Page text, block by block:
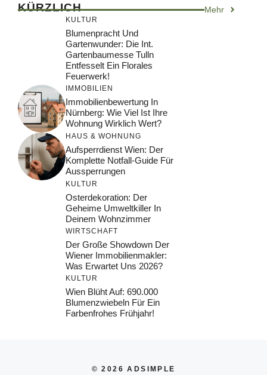
KÜRZLICH Mehr
KULTUR
Blumenpracht Und
Gartenwunder: Die Int.
Gartenbaumesse Tulln
Entfesselt Ein Florales
Feuerwerk!
IMMOBILIEN
Immobilienbewertung In
Nürnberg: Wie Viel Ist Ihre
Wohnung Wirklich Wert?
HAUS & WOHNUNG
Aufsperrdienst Wien: Der
Komplette Notfall-Guide Für
Aussperrungen
KULTUR
Osterdekoration: Der
Geheime Umweltkiller In
Deinem Wohnzimmer
WIRTSCHAFT
Der Große Showdown Der
Wiener Immobilienmakler:
Was Erwartet Uns 2026?
KULTUR
Wien Blüht Auf: 690.000
Blumenzwiebeln Für Ein
Farbenfrohes Frühjahr!
© 2026 ADSIMPLE